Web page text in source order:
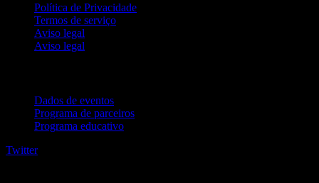
Política de Privacidade
Termos de serviço
Aviso legal
Aviso legal
Dados de eventos
Programa de parceiros
Programa educativo
Twitter